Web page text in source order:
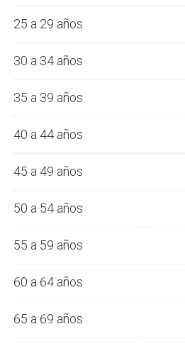
25 a 29 años
30 a 34 años
35 a 39 años
40 a 44 años
45 a 49 años
50 a 54 años
55 a 59 años
60 a 64 años
65 a 69 años